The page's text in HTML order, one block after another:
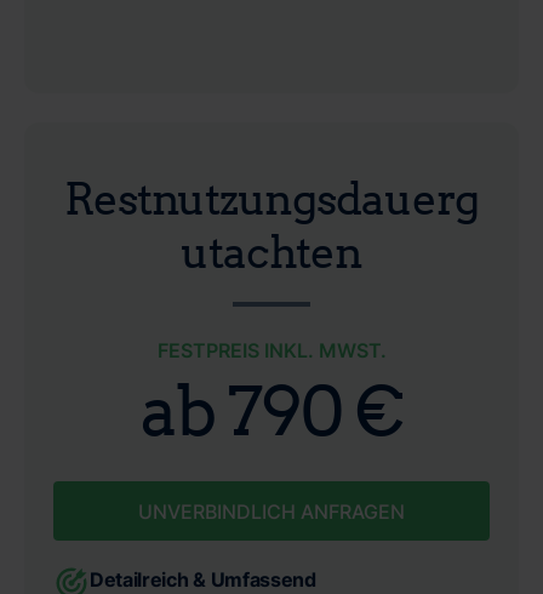
Restnutzungsdauerg
utachten
FESTPREIS INKL. MWST.
ab 790 €
UNVERBINDLICH ANFRAGEN
Detailreich & Umfassend